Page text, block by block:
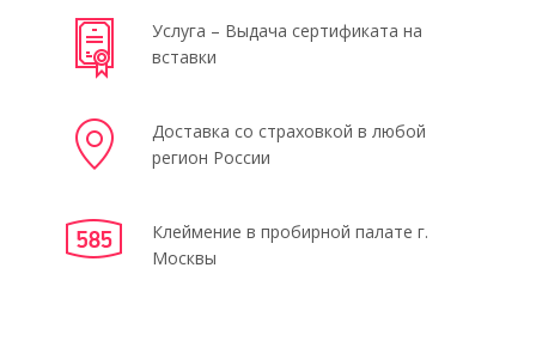
Услуга – Выдача сертификата на
вставки
Доставка со страховкой в любой
регион России
Клеймение в пробирной палате г.
Москвы